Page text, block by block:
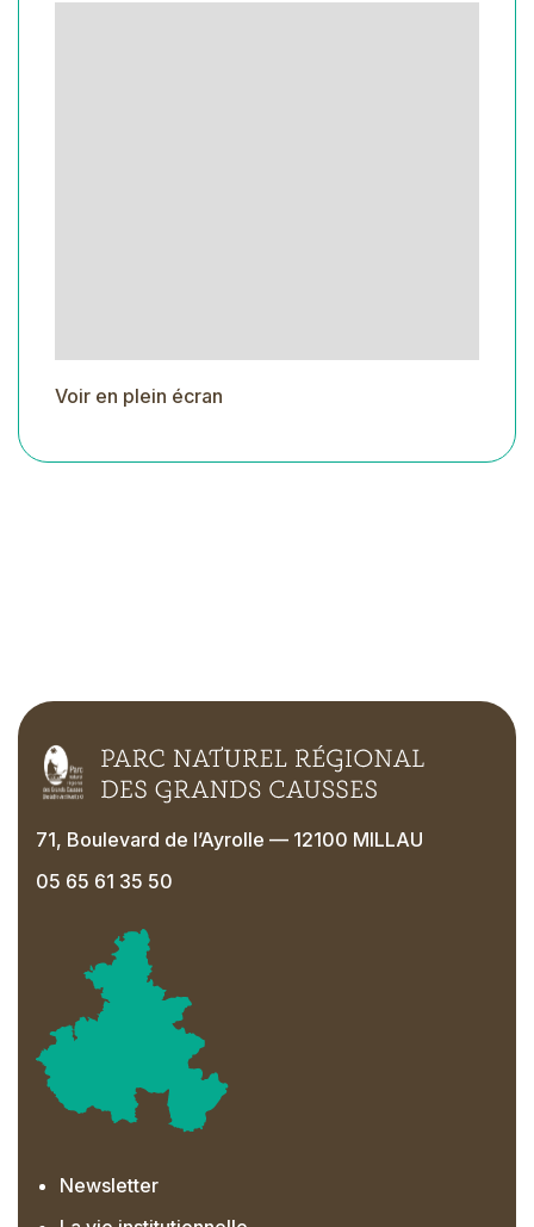
Voir en plein écran
71, Boulevard de l’Ayrolle — 12100 MILLAU
05 65 61 35 50
Newsletter